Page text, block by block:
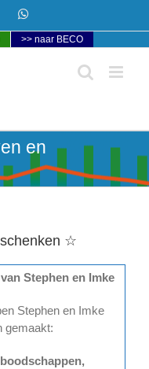
>> naar BECO
en
☆
Stephen en Imke
Stephen en Imke
gemaakt: